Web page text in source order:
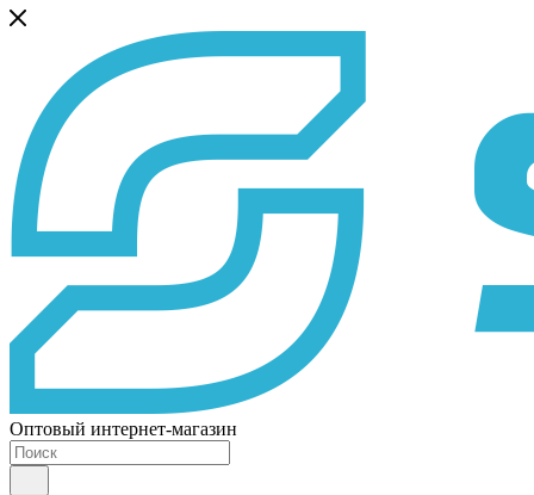
Оптовый интернет-магазин